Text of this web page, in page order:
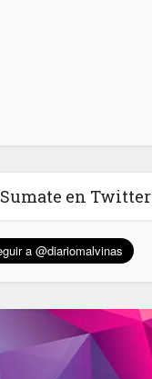
Sumate en Twitter